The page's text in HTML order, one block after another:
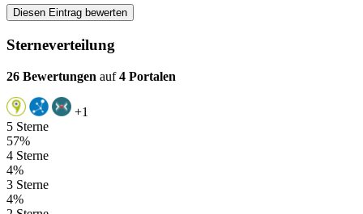
Diesen Eintrag bewerten
Sterneverteilung
26 Bewertungen auf4 Portalen
+1
5 Sterne
57%
4 Sterne
4%
3 Sterne
4%